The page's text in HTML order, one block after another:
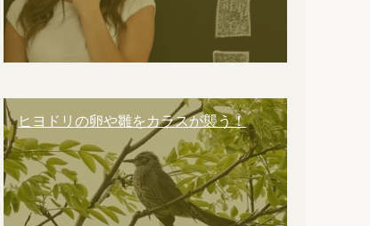
ヒヨドリの卵や雛をカラスが襲う！